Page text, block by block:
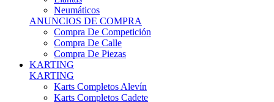
Neumáticos
ANUNCIOS DE COMPRA
Compra De Competición
Compra De Calle
Compra De Piezas
KARTING
KARTING
Karts Completos Alevín
Karts Completos Cadete